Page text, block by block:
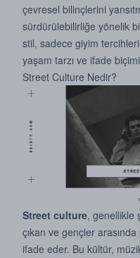
çevresel bilinçlerini
sürdürülebilirliğe yönelik
stil, sadece giyim
yaşam tarzı ve ifade
Street Culture Nedir?
Street culture, genellikle
çıkan ve gençler
ifade eder. Bu kültür,